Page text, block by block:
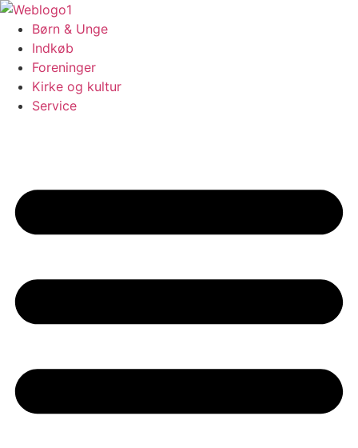
Videre
indhold
Børn & Unge
Indkøb
Foreninger
Kirke og kultur
Service